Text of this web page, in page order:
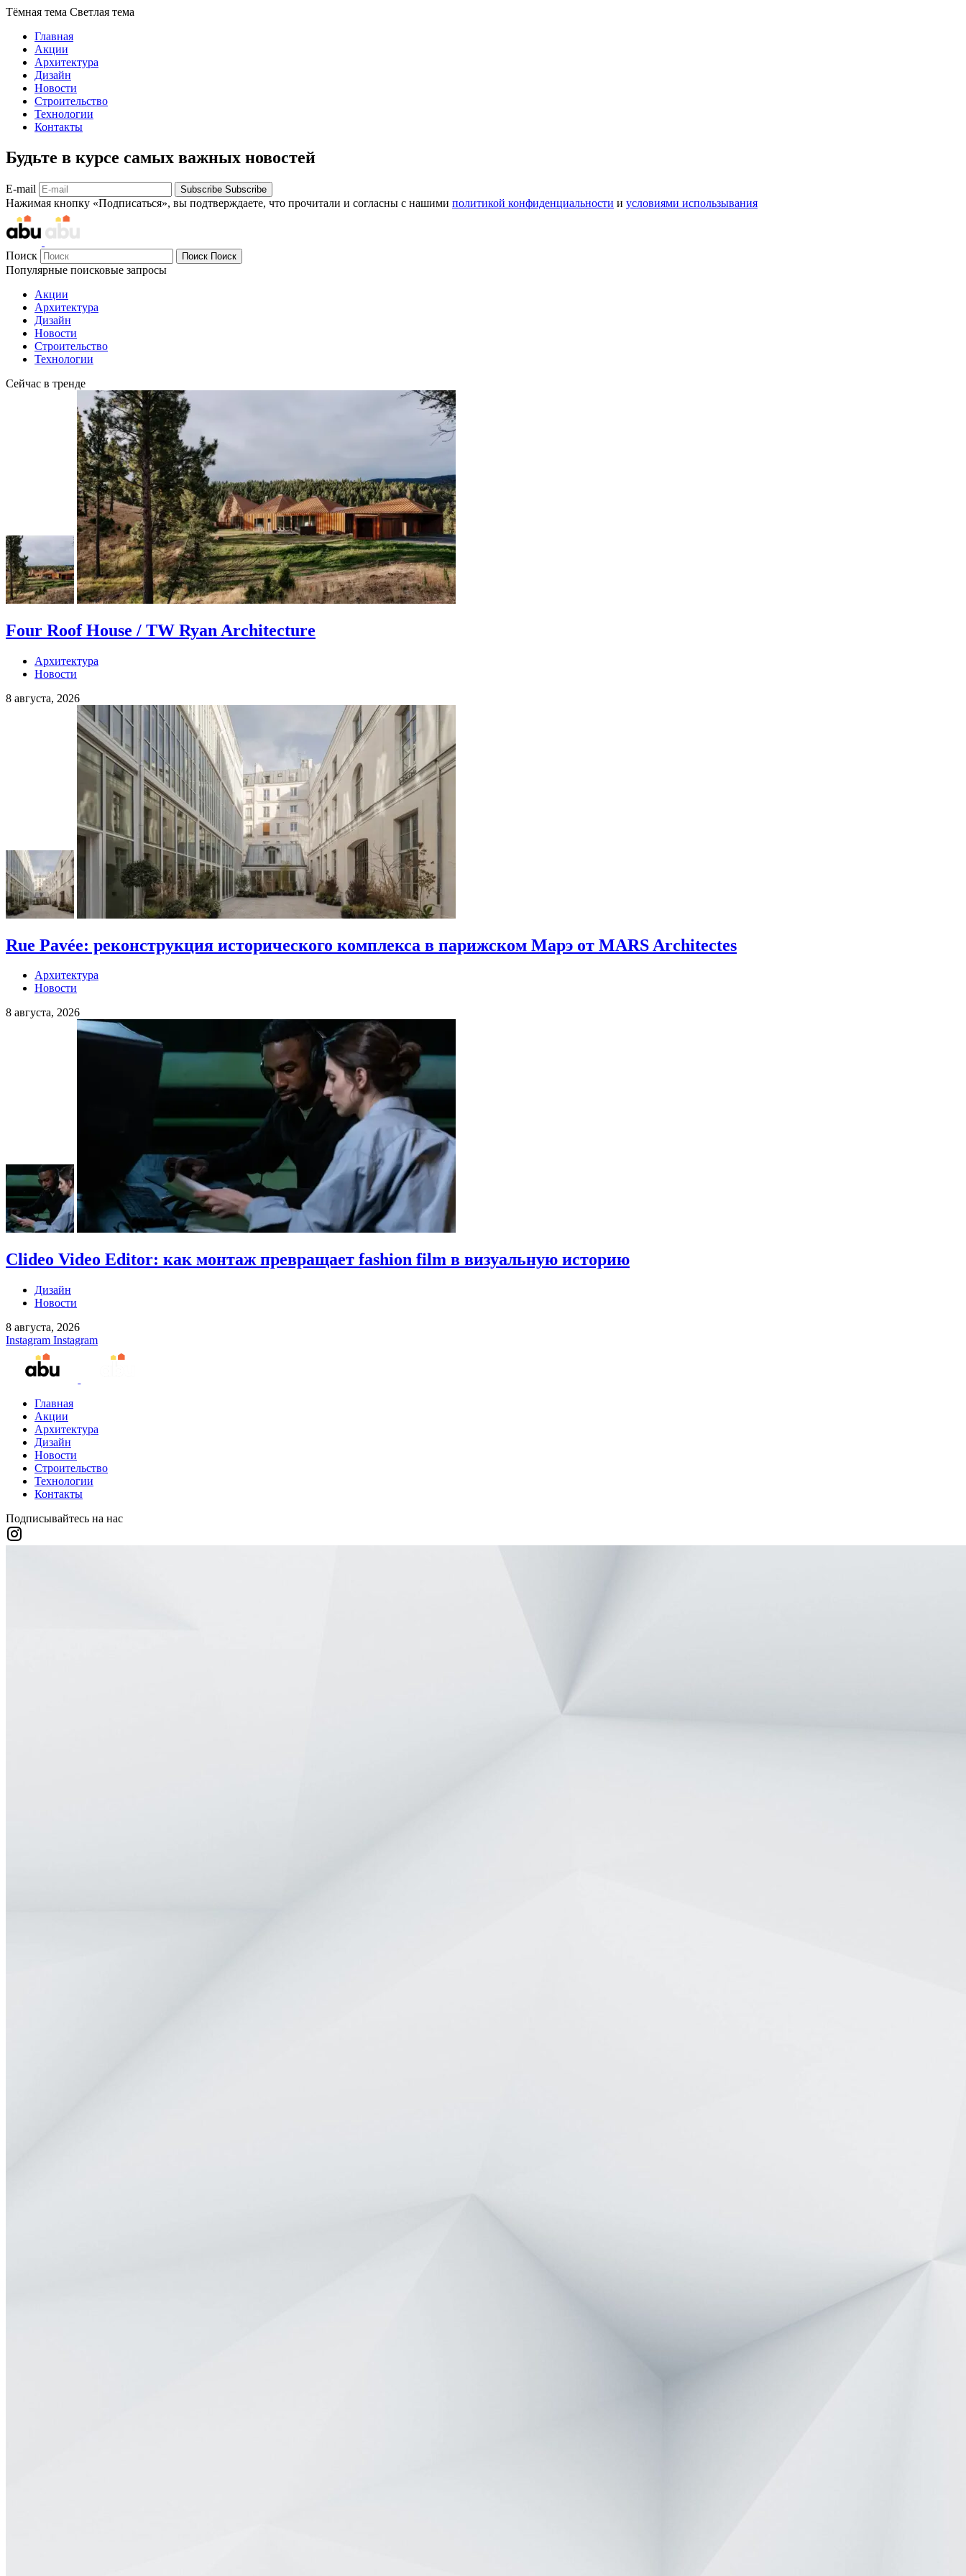
Тёмная тема Светлая тема
Главная
Акции
Архитектура
Дизайн
Новости
Строительство
Технологии
Контакты
Будьте в курсе самых важных новостей
E-mail Subscribe Subscribe
Нажимая кнопку «Подписаться», вы подтверждаете, что прочитали и согласны с нашими политикой конфиденциальности и условиями использывания
Поиск Поиск Поиск
Популярные поисковые запросы
Акции
Архитектура
Дизайн
Новости
Строительство
Технологии
Сейчас в тренде
Four Roof House / TW Ryan Architecture
Архитектура
Новости
8 августа, 2026
Rue Pavée: реконструкция исторического комплекса в парижском Марэ от MARS Architectes
Архитектура
Новости
8 августа, 2026
Clideo Video Editor: как монтаж превращает fashion film в визуальную историю
Дизайн
Новости
8 августа, 2026
Instagram Instagram
Главная
Акции
Архитектура
Дизайн
Новости
Строительство
Технологии
Контакты
Подписывайтесь на нас